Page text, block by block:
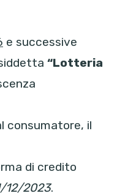
e successive
“Lotteria
consumatore, il
di credito
12/2023.